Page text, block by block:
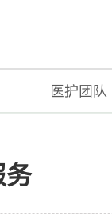
医护团队
务
务